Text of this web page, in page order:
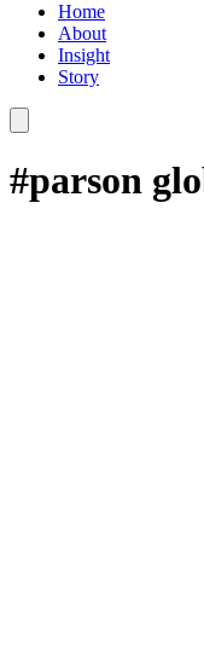
Home
About
Insight
Story
#parson